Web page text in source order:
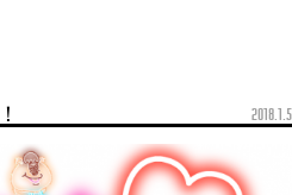
2018.1.5